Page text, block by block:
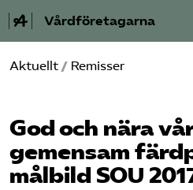
Vårdföretagarna
Välfärdskriminalitet
Medlemskap
Aktuellt / Remisser
God och nära
gemensam
målbild SOU